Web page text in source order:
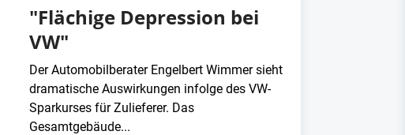
"Flächige Depression bei
VW"
Der Automobilberater Engelbert Wimmer sieht
dramatische Auswirkungen infolge des VW-
Sparkurses für Zulieferer. Das
Gesamtgebäude...